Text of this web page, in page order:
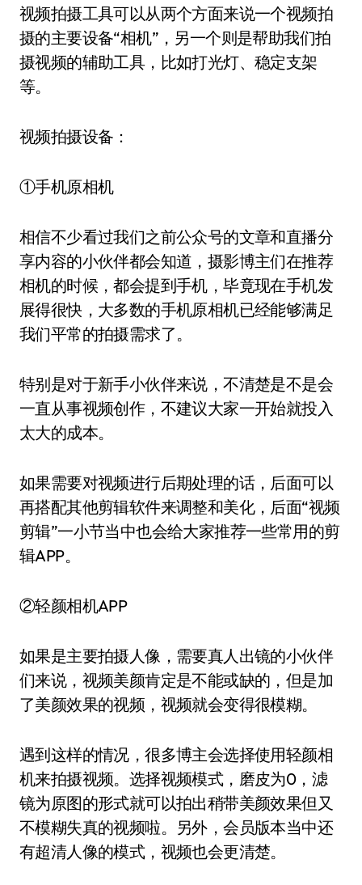
视频拍摄工具可以从两个方面来说一个视频拍
摄的主要设备“相机”，另一个则是帮助我们拍
摄视频的辅助工具，比如打光灯、稳定支架
等。
视频拍摄设备：
①手机原相机
相信不少看过我们之前公众号的文章和直播分
享内容的小伙伴都会知道，摄影博主们在推荐
相机的时候，都会提到手机，毕竟现在手机发
展得很快，大多数的手机原相机已经能够满足
我们平常的拍摄需求了。
特别是对于新手小伙伴来说，不清楚是不是会
一直从事视频创作，不建议大家一开始就投入
太大的成本。
如果需要对视频进行后期处理的话，后面可以
再搭配其他剪辑软件来调整和美化，后面“视频
剪辑”一小节当中也会给大家推荐一些常用的剪
辑APP。
②轻颜相机APP
如果是主要拍摄人像，需要真人出镜的小伙伴
们来说，视频美颜肯定是不能或缺的，但是加
了美颜效果的视频，视频就会变得很模糊。
遇到这样的情况，很多博主会选择使用轻颜相
机来拍摄视频。选择视频模式，磨皮为0，滤
镜为原图的形式就可以拍出稍带美颜效果但又
不模糊失真的视频啦。另外，会员版本当中还
有超清人像的模式，视频也会更清楚。